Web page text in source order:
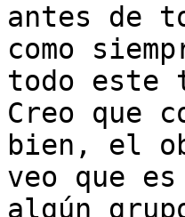
antes de
como
todo este
Creo que
bien, el
veo que
algún